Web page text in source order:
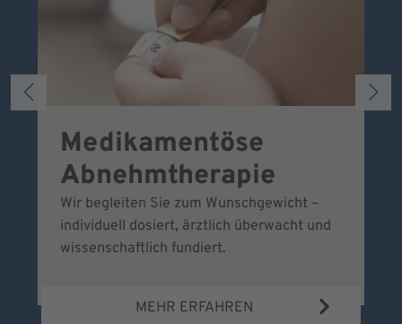
Medikamentöse
Abnehmtherapie
Wir begleiten Sie zum Wunschgewicht –
individuell dosiert, ärztlich überwacht und
wissenschaftlich fundiert.
MEHR ERFAHREN